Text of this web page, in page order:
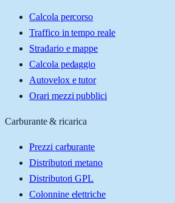
Calcola percorso
Traffico in tempo reale
Stradario e mappe
Calcola pedaggio
Autovelox e tutor
Orari mezzi pubblici
Carburante & ricarica
Prezzi carburante
Distributori metano
Distributori GPL
Colonnine elettriche